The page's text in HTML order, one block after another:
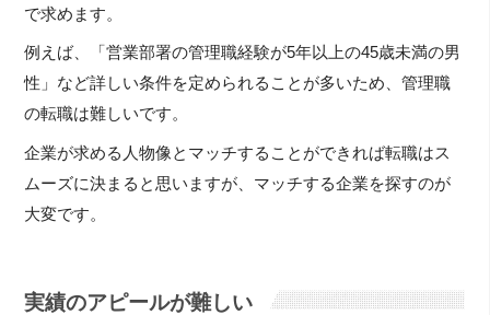
で求めます。
例えば、「営業部署の管理職経験が5年以上の45歳未満の男
性」など詳しい条件を定められることが多いため、管理職
の転職は難しいです。
企業が求める人物像とマッチすることができれば転職はス
ムーズに決まると思いますが、マッチする企業を探すのが
大変です。
実績のアピールが難しい